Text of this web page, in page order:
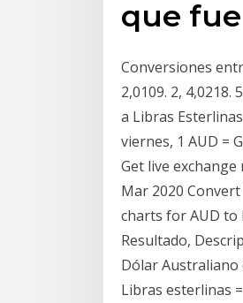
que
Conversiones
2,0109. 2, 4,0218.
a Libras
viernes, 1 AUD =
Get live
Mar 2020
charts for AUD to
Resultado,
Dólar Australiano
Libras esterlinas